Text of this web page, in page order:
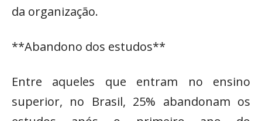
da organização.
**Abandono dos estudos**
Entre aqueles que entram no ensino
superior, no Brasil, 25% abandonam os